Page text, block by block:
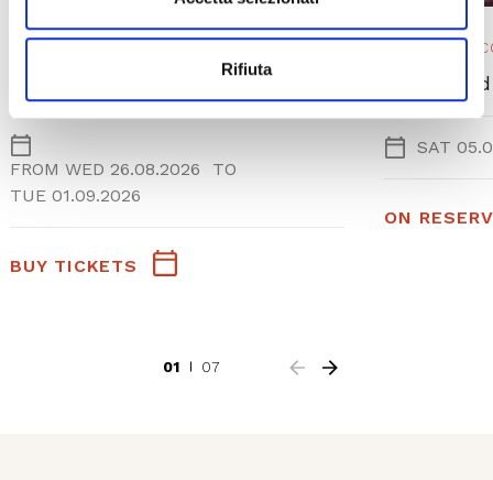
Rifiuta
FROM WED 26.08.2026
TO
TUE 01.09.2026
BUY TICKETS
EVENTO IN
La La
SAT
ON
01 07